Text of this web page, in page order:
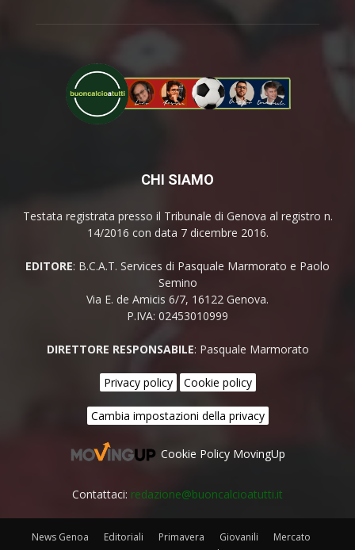
CHI SIAMO
Testata registrata presso il Tribunale di Genova al registro n.
14/2016 con data 7 dicembre 2016.
EDITORE: B.C.A.T. Services di Pasquale Marmorato e Paolo
Semino
Via E. de Amicis 6/7, 16122 Genova.
P.IVA: 02453010999
DIRETTORE RESPONSABILE: Pasquale Marmorato
Privacy policy Cookie policy
Cambia impostazioni della privacy
Cookie Policy MovingUp
Contattaci: redazione@buoncalcioatutti.it
News Genoa Editoriali Primavera Giovanili
Mercato